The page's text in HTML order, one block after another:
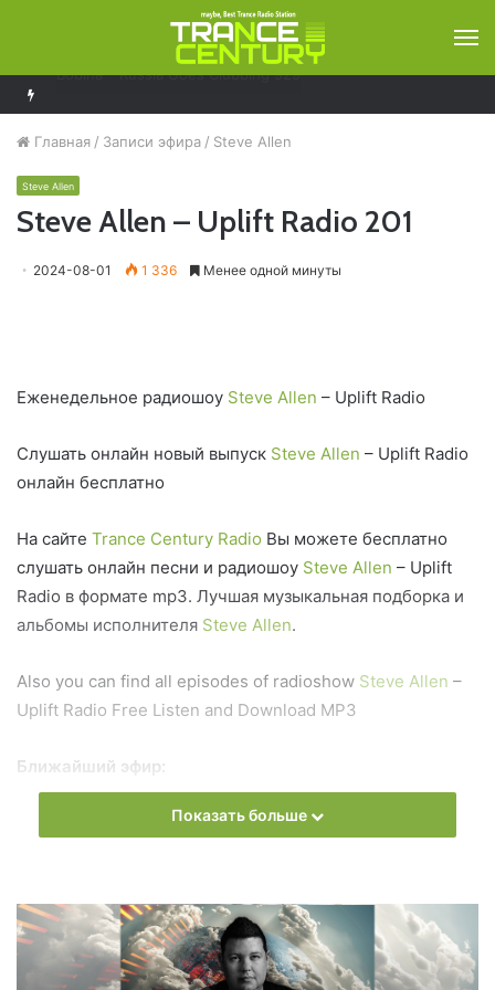
Главная / Записи эфира / Steve Allen
Steve Allen
Steve Allen – Uplift Radio 201
2024-08-01 1 336 Менее одной минуты
Еженедельное радиошоу Steve Allen – Uplift Radio
Слушать онлайн новый выпуск Steve Allen – Uplift Radio
онлайн бесплатно
На сайте Trance Century Radio Вы можете бесплатно
слушать онлайн песни и радиошоу Steve Allen – Uplift
Radio в формате mp3. Лучшая музыкальная подборка и
альбомы исполнителя Steve Allen.
Also you can find all episodes of radioshow Steve Allen –
Uplift Radio Free Listen and Download MP3
Ближайший эфир:
Вторник
Запись выпусков
Показать больше